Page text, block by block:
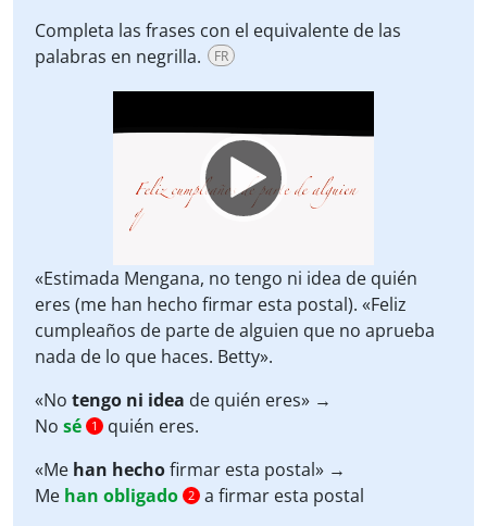
Completa las frases con el equivalente de las
palabras en negrilla.
FR
Player
«Estimada Mengana, no tengo ni idea de quién
eres (me han hecho firmar esta postal). «Feliz
cumpleaños de parte de alguien que no aprueba
nada de lo que haces. Betty».
«No tengo ni idea de quién eres» →
No sé 1
quién eres.
«Me han hechofirmar esta postal» →
Me han obligado 2 a firmar esta postal